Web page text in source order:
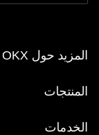
المزيد حول OKX
المنتجات
الخدمات